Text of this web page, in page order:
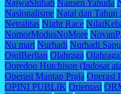
NajwaShihab Nansen Yahuda
Nasionalisme Natal dan Tahun
Netralitas Night Race
NomorModusNoMore
Nu mart Nurhadi Nurhadi
OjolBerlian Olahraga
Ooredoo Hutchison (Indosat
Operasi Mantap Praja Operasi
OPINI PUBLIK Orientasi